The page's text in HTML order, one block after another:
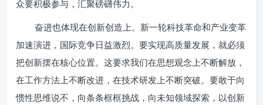
众要积极参与，汇聚磅礴伟力。
奋进也体现在创新创造上。新一轮科技革命和产业变革
加速演进，国际竞争日益激烈。要实现高质量发展，就必须
把创新摆在核心位置。这要求我们在思想观念上不断解放，
在工作方法上不断改进，在技术研发上不断突破。要敢于向
惯性思维说不，向条条框框挑战，向未知领域探索，以创新